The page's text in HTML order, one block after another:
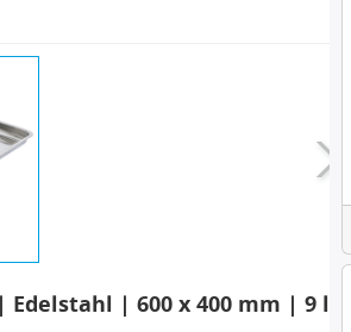
| 600 x 400 mm | 9 l